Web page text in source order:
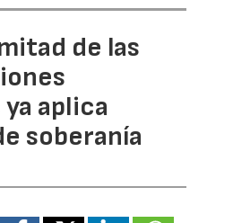
de las
aplica
soberanía